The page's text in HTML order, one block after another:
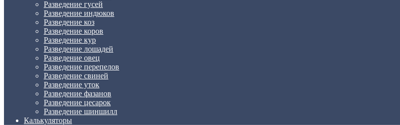
Разведение гусей
Разведение индюков
Разведение коз
Разведение коров
Разведение кур
Разведение лошадей
Разведение овец
Разведение перепелов
Разведение свиней
Разведение уток
Разведение фазанов
Разведение цесарок
Разведение шиншилл
Калькуляторы